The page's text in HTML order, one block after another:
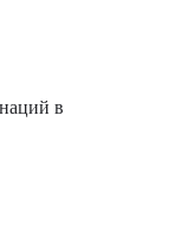
в